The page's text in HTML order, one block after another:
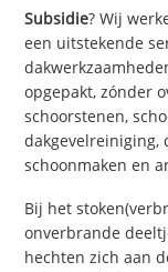
Subsidie? Wij
een uitstekende
opgepakt, zónder
schoorstenen,
dakgevelreiniging,
schoonmaken en
Bij het
onverbrande
hechten zich aan